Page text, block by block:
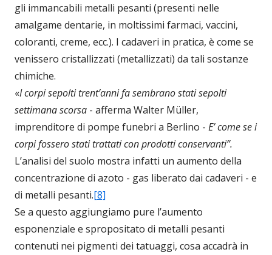
gli immancabili metalli pesanti (presenti nelle
amalgame dentarie, in moltissimi farmaci, vaccini,
coloranti, creme, ecc.). I cadaveri in pratica, è come se
venissero cristallizzati (metallizzati) da tali sostanze
chimiche.
«I corpi sepolti trent’anni fa sembrano stati sepolti
settimana scorsa - afferma Walter Müller,
imprenditore di pompe funebri a Berlino - E’ come se i
corpi fossero stati trattati con prodotti conservanti”.
L’analisi del suolo mostra infatti un aumento della
concentrazione di azoto - gas liberato dai cadaveri - e
di metalli pesanti.[8]
Se a questo aggiungiamo pure l’aumento
esponenziale e spropositato di metalli pesanti
contenuti nei pigmenti dei tatuaggi, cosa accadrà in